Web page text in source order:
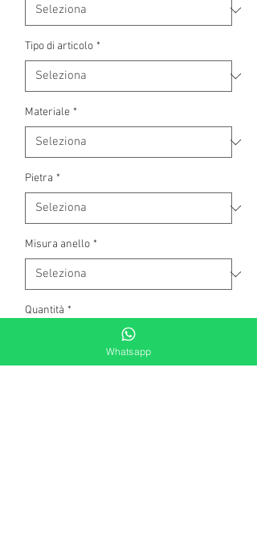
Tipo di articolo *
Materiale *
Pietra *
Misura anello *
Quantità *
Whatsapp